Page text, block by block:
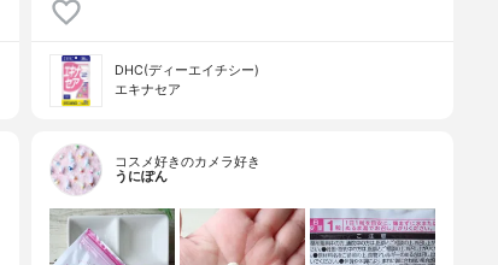
DHC(ディーエイチシー)
エキナセア
コスメ好きのカメラ好き
うにぽん